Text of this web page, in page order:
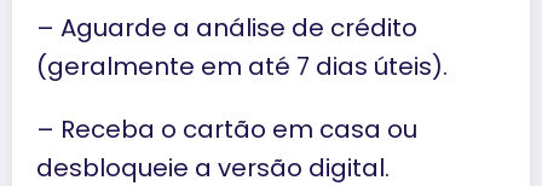
– Aguarde a análise de crédito
(geralmente em até 7 dias úteis).
– Receba o cartão em casa ou
desbloqueie a versão digital.